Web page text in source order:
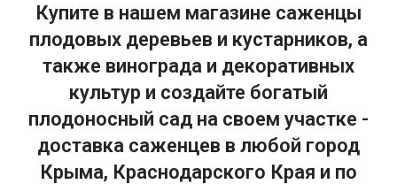
Купите в нашем магазине саженцы
плодовых деревьев и кустарников, а
также винограда и декоративных
культур и создайте богатый
плодоносный сад на своем участке -
доставка саженцев в любой город
Крыма, Краснодарского Края и по